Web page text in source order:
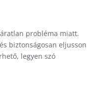
probléma miatt.
biztonságosan eljusson
legyen szó